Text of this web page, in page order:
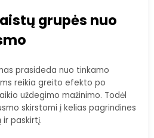
grupės nuo
prasideda nuo tinkamo
reikia greito efekto po
uždegimo mažinimo. Todėl
skirstomi į kelias pagrindines
paskirtį.